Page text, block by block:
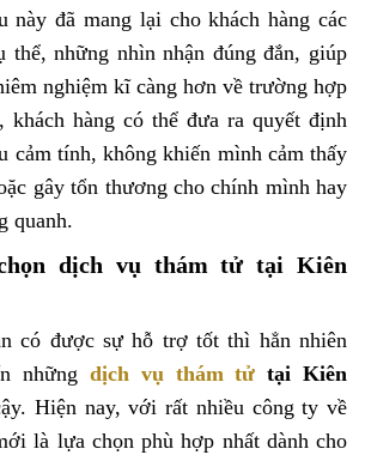
này đã mang lại cho khách hàng các
thể, những nhìn nhận đúng đắn, giúp
nghiệm kĩ càng hơn về trường hợp
khách hàng có thể đưa ra quyết định
cảm tính, không khiến mình cảm thấy
gây tổn thương cho chính mình hay
quanh.
dịch vụ thám tử tại Kiên
có được sự hỗ trợ tốt thì hẳn nhiên
những dịch vụ thám tử tại Kiên
Hiện nay, với rất nhiều công ty về
là lựa chọn phù hợp nhất dành cho